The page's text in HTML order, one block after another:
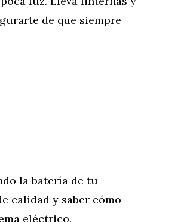
de que siempre
la batería de tu
calidad y saber cómo
eléctrico.